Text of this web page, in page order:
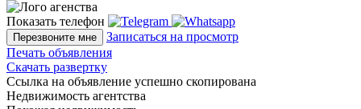
Показать телефон
Перезвоните мне
Записаться на просмотр
Печать объявления
Скачать развертку
Ссылка на объявление успешно скопирована
Недвижимость агентства